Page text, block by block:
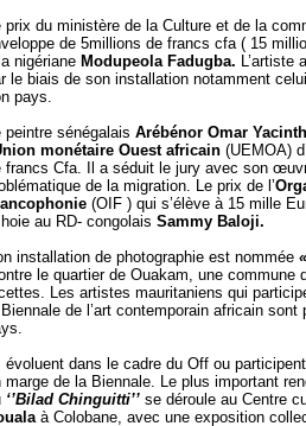
prix du ministère de la Culture et de la
de 5millions de francs cfa ( 15
nigériane Modupeola Fadugba. L’artiste
le biais de son installation notamment
pays.
peintre sénégalais Arébénor Omar
monétaire Ouest africain (UEMOA)
francs Cfa. Il a séduit le jury avec son
de la migration. Le prix de l’
(OIF ) qui s’élève à 15 mille
au RD- congolais Sammy Baloji.
installation de photographie est nommée
le quartier de Ouakam, une commune
Les artistes mauritaniens qui
Biennale de l’art contemporain africain
évoluent dans le cadre du Off ou
marge de la Biennale. Le plus important
‘’Bilad Chinguitti’’ se déroule au Centre
à Colobane, avec une exposition